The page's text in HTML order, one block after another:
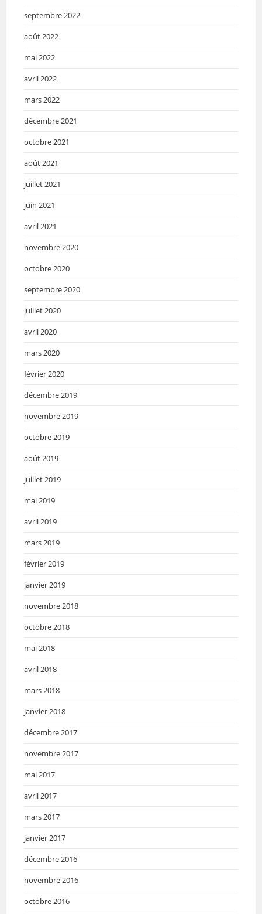
septembre 2022
août 2022
mai 2022
avril 2022
mars 2022
décembre 2021
octobre 2021
août 2021
juillet 2021
juin 2021
avril 2021
novembre 2020
octobre 2020
septembre 2020
juillet 2020
avril 2020
mars 2020
février 2020
décembre 2019
novembre 2019
octobre 2019
août 2019
juillet 2019
mai 2019
avril 2019
mars 2019
février 2019
janvier 2019
novembre 2018
octobre 2018
mai 2018
avril 2018
mars 2018
janvier 2018
décembre 2017
novembre 2017
mai 2017
avril 2017
mars 2017
janvier 2017
décembre 2016
novembre 2016
octobre 2016